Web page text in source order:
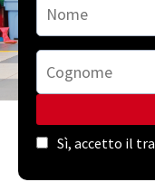
Sì, accetto il